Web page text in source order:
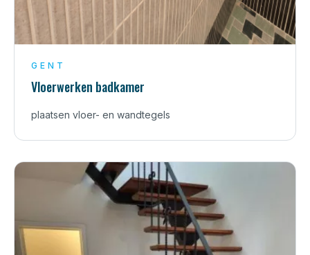
GENT
Vloerwerken badkamer
plaatsen vloer- en wandtegels